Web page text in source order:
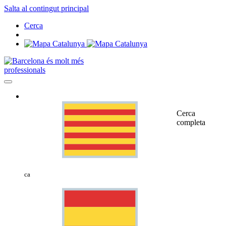
Salta al contingut principal
Cerca
professionals
ca
Cerca
completa